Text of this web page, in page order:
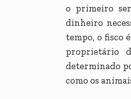
o primeiro
dinheiro
tempo, o fisco
proprietário
determinado
como os